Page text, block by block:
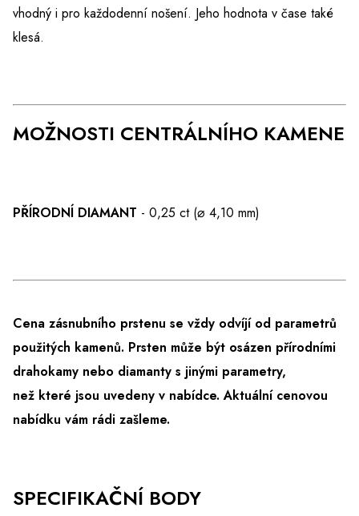
vhodný i pro každodenní nošení. Jeho hodnota v čase také
klesá.
MOŽNOSTI CENTRÁLNÍHO KAMENE
PŘÍRODNÍ DIAMANT - 0,25 ct (⌀ 4,10 mm)
Cena zásnubního prstenu se vždy odvíjí od parametrů
použitých kamenů. Prsten může být osázen přírodními
drahokamy nebo diamanty s jinými parametry,
než které jsou uvedeny v nabídce.Aktuální cenovou
nabídku vám rádi zašleme.
SPECIFIKAČNÍ BODY